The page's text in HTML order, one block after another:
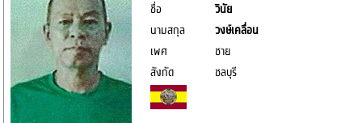
ชื่อ
วินัย
นามสกุล
วงษ์เคลื่อน
เพศ
ชาย
สังกัด
ชลบุรี